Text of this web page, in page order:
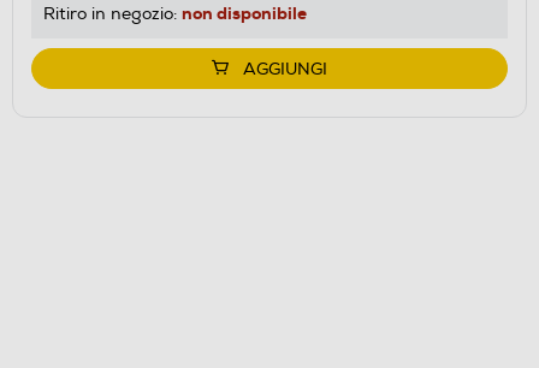
Ritiro in negozio: non disponibile
AGGIUNGI